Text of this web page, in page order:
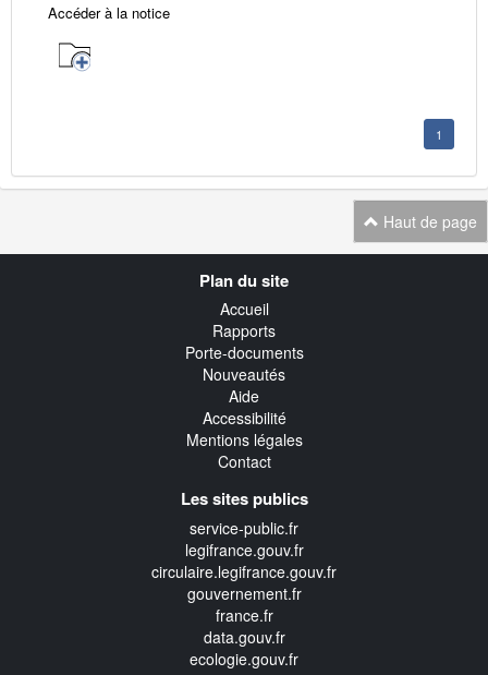
Accéder à la notice
1
Haut de page
Plan du site
Accueil
Rapports
Porte-documents
Nouveautés
Aide
Accessibilité
Mentions légales
Contact
Les sites publics
service-public.fr
legifrance.gouv.fr
circulaire.legifrance.gouv.fr
gouvernement.fr
france.fr
data.gouv.fr
ecologie.gouv.fr